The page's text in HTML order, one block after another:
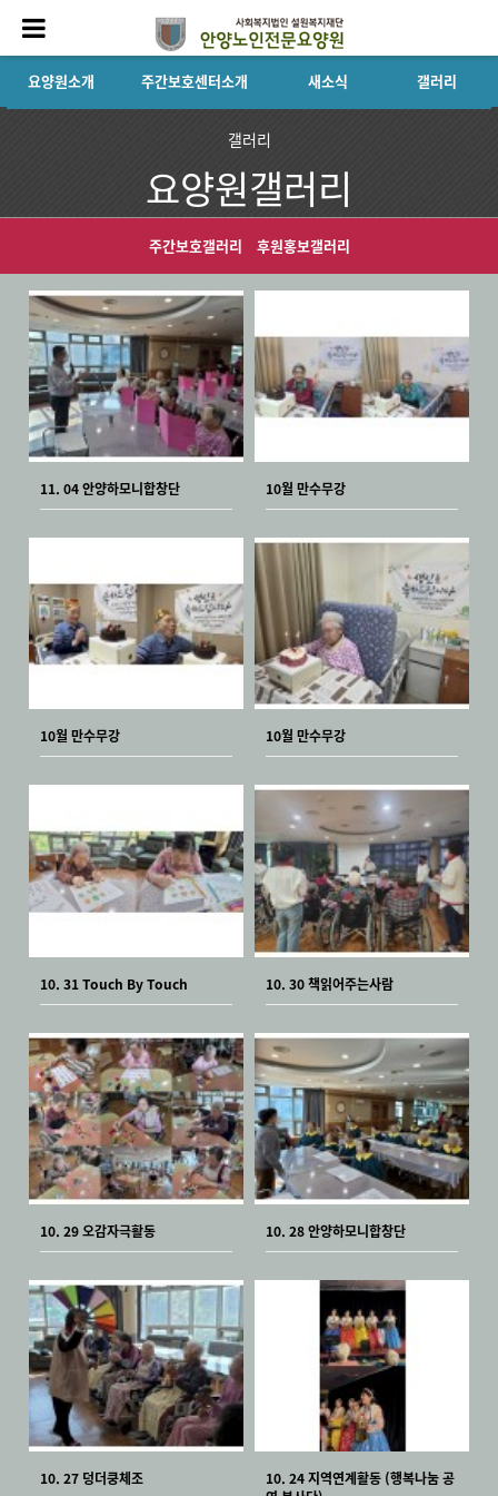
요양원소개 주간보호센터소개 새소식 갤러리
갤러리
요양원갤러리
주간보호갤러리 후원홍보갤러리
11. 04 안양하모니합창단 10월 만수무강
10월 만수무강 10월 만수무강
10. 31 Touch By Touch 10. 30 책읽어주는사람
10. 29 오감자극활동 10. 28 안양하모니합창단
10. 27 덩더쿵체조
10. 24 지역연계활동 (행복나눔 공